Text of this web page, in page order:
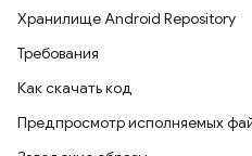
Хранилище Android Repository
Требования
Как скачать код
Предпросмотр исполняемых